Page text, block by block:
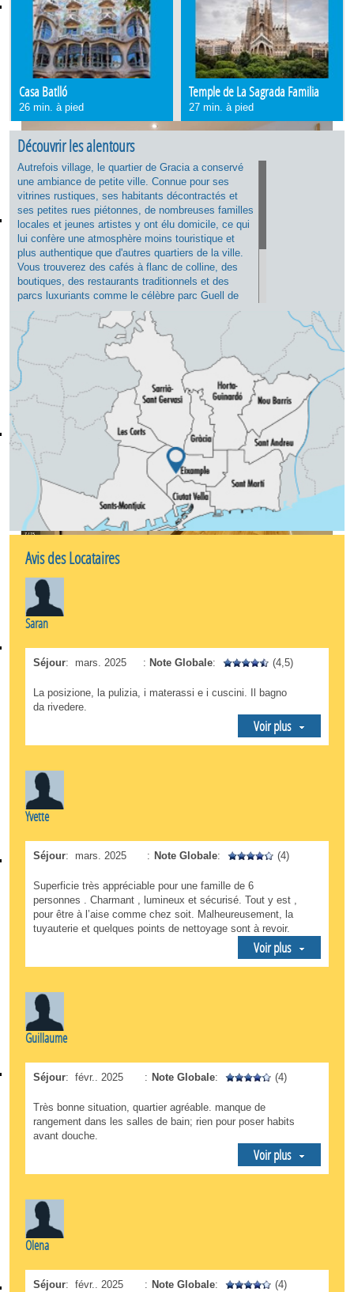
Casa Batlló
26 min. à pied
Temple de La Sagrada Familia
27 min. à pied
Découvrir les alentours
Autrefois village, le quartier de Gracia a conservé
une ambiance de petite ville. Connue pour ses
vitrines rustiques, ses habitants décontractés et
ses petites rues piétonnes, de nombreuses familles
locales et jeunes artistes y ont élu domicile, ce qui
lui confère une atmosphère moins touristique et
plus authentique que d'autres quartiers de la ville.
Vous trouverez des cafés à flanc de colline, des
boutiques, des restaurants traditionnels et des
parcs luxuriants comme le célèbre parc Guell de
Gaudi. Les vues imprenables depuis cette partie de
la ville lui confèrent un charme particulier ; les
habitants bohèmes se lèvent tôt et se couchent
tard, c'est donc un quartier animé sans être
surpeuplé. Si vous souhaitez explorer la ville à pied
comme un local, c'est le choix idéal.
Avis des Locataires
Saran
Séjour: mars. 2025 : Note Globale: (4,5)
La posizione, la pulizia, i materassi e i cuscini. Il bagno
da rivedere.
Voir plus
Yvette
Séjour: mars. 2025 : Note Globale: (4)
Superficie très appréciable pour une famille de 6
personnes . Charmant , lumineux et sécurisé. Tout y est ,
pour être à l’aise comme chez soit. Malheureusement, la
tuyauterie et quelques points de nettoyage sont à revoir.
Voir plus
Guillaume
Séjour: févr.. 2025 : Note Globale: (4)
Très bonne situation, quartier agréable. manque de
rangement dans les salles de bain; rien pour poser habits
avant douche.
Voir plus
Olena
Séjour: févr.. 2025 : Note Globale: (4)